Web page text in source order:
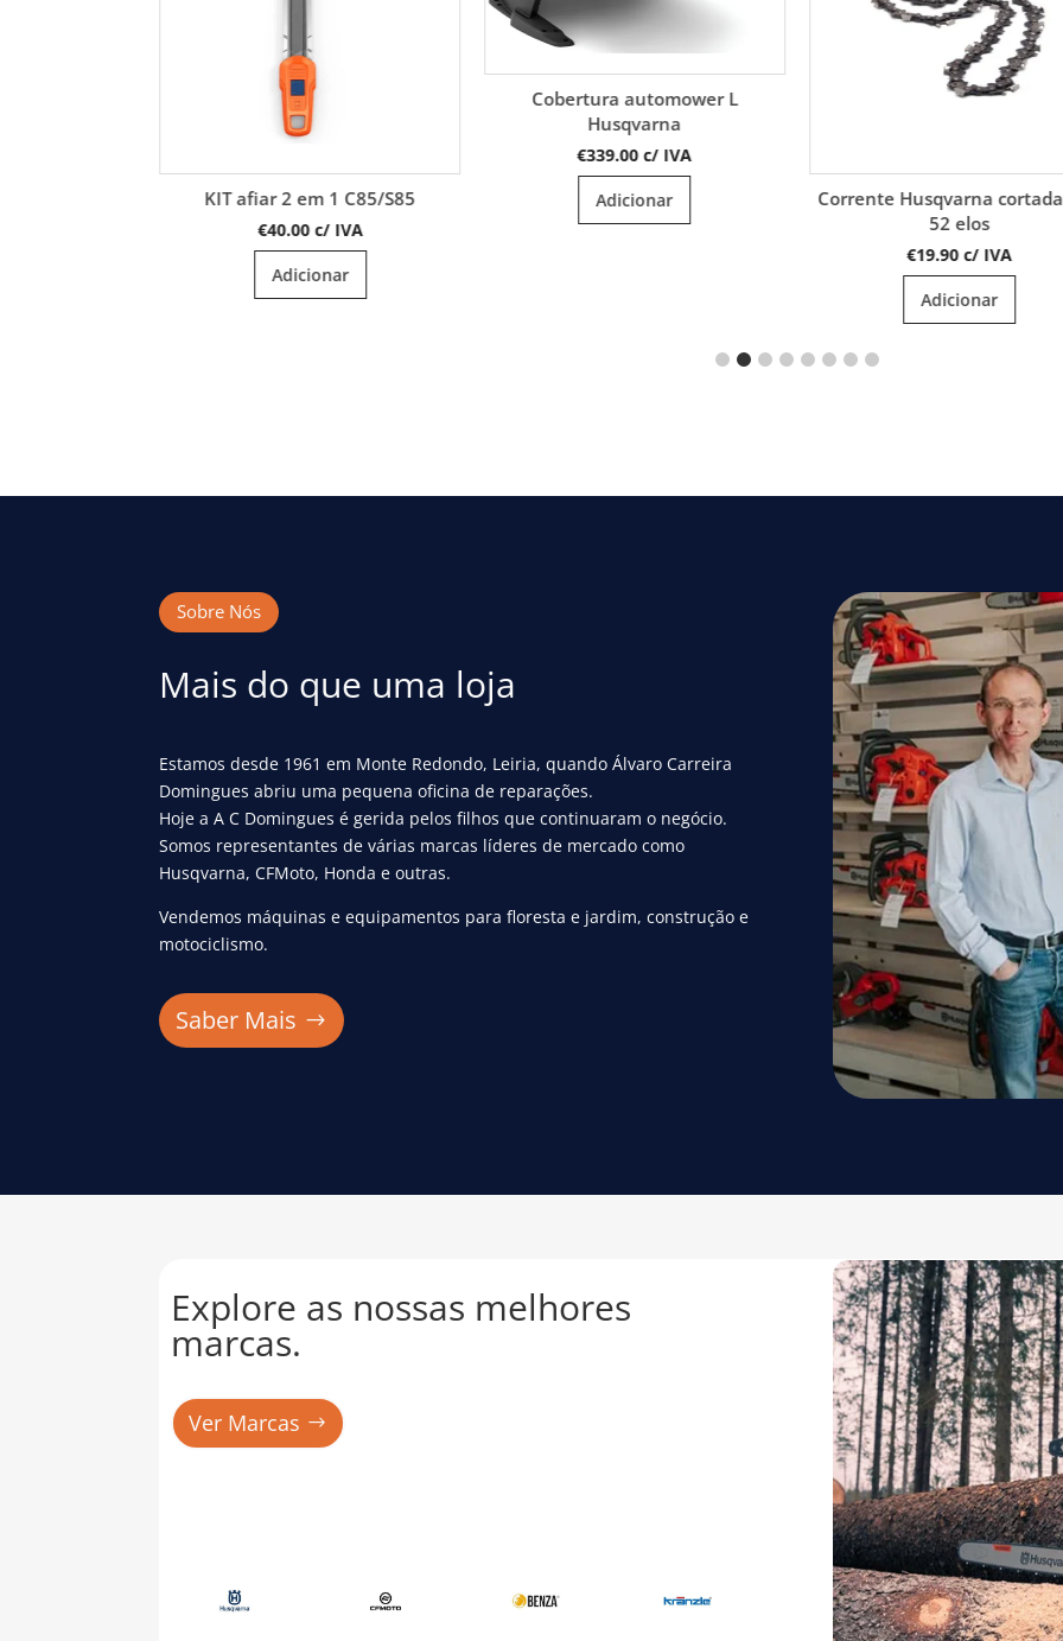
Cobertura automower L
Husqvarna
Adicionar
Corrente Husqvarna cortada H38
52 elos
Motosserra gasolina
Adicionar
Sobre Nós
Mais do que uma loja
Estamos desde 1961 em Monte Redondo, Leiria, quando Álvaro Carreira
Domingues abriu uma pequena oficina de reparações.
Hoje a A C Domingues é gerida pelos filhos que continuaram o negócio.
Somos representantes de várias marcas líderes de mercado como
Husqvarna, CFMoto, Honda e outras.
Vendemos máquinas e equipamentos para floresta e jardim, construção e
motociclismo.
Saber Mais
Explore as nossas melhores
marcas.
Ver Marcas